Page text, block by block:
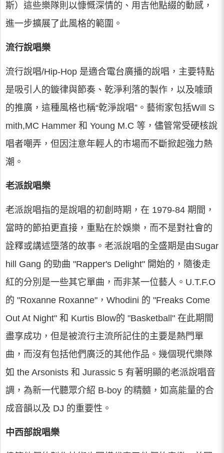
斯）這些樂隊則以慷慨深情的、用吉他點綴的動感，
進一步擴展了此風格的範圍。
流行說唱樂
流行說唱/Hip-Hop 是適合電台廣播的說唱，主要特點
是吸引人的鏇律與節奏、乾淨利落的製作，以及噱頭
的推廣，這種風格也稱“乾淨說唱”。藝術家包括Will S
mith,MC Hammer 和 Young M.C 等，儘管常受硬核說
唱者嘲弄，但因注意年輕人的市場而不斷掀起強力熱
潮。
老派說唱樂
老派說唱指的是說唱的初創時期，在 1979-84 期間，
當時的節拍更直接，重點在於娛樂，而不是對社會的
詮釋或講述墮落的故事。老派說唱的全盛期是由Sugar
hill Gang 的勁曲 "Rapper's Delight" 開始的，隨後走
紅的分別是一些其它單曲，而非某一位藝人。U.T.F.O
的 "Roxanne Roxanne"，Whodini 的 "Freaks Come
Out At Night" 和 Kurtis Blow的 "Basketball" 在此期間
盡享成功，但是被流行主流所記住的主要是熱門單
曲，而沒有包括他們廣泛的其他作品。幾個現代樂隊
如 the Arsonists 和 Jurassic 5 有著明顯的老派說唱音
調，為新一代聽眾介紹 B-boy 的精髓，如高能量的合
成音韻以及 DJ 的重要性。
中西部說唱樂